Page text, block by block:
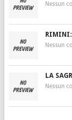
Nessun
RIMINI:
Nessun
LA
Nessun